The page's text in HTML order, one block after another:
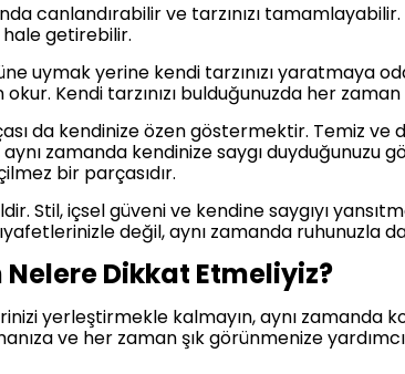
canlandırabilir ve tarzınızı
getirebilir.
uymak yerine kendi tarzınızı yaratmaya
Kendi tarzınızı bulduğunuzda her zaman
da kendinize özen göstermektir. Temiz ve
zamanda kendinize saygı duyduğunuzu
bir parçasıdır.
Stil, içsel güveni ve kendine saygıyı
değil, aynı zamanda ruhunuzla
Dikkat Etmeliyiz?
yerleştirmekle kalmayın, aynı zamanda
ve her zaman şık görünmenize